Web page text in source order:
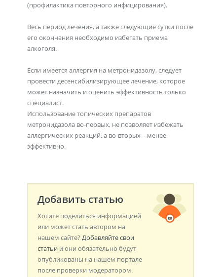
(профилактика повторного инфицирования).
Весь период лечения, а также следующие сутки после
его окончания необходимо избегать приема
алкоголя.
Если имеется аллергия на метронидазолу, следует
провести десенсибилизирующее лечение, которое
может назначить и оценить эффективность только
специалист.
Использование топических препаратов
метронидазола во-первых, не позволяет избежать
аллергических реакций, а во-вторых – менее
эффективно.
Добавить статью
Хотите поделиться информацией
или может стать автором на
нашем сайте? Добавляйте свои
статьи и они обязательно будут
опубликованы на нашем портале
после проверки модератором.